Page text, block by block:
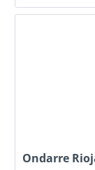
Ondarre